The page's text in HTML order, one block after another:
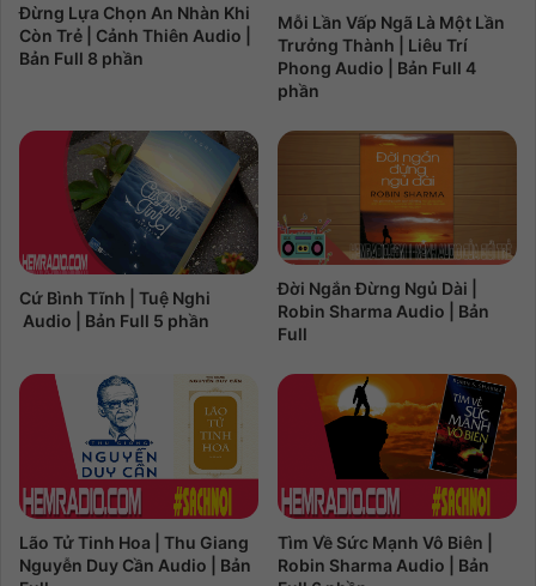
Đừng Lựa Chọn An Nhàn Khi
Còn Trẻ | Cảnh Thiên Audio |
Bản Full 8 phần
Mỗi Lần Vấp Ngã Là Một Lần
Trưởng Thành | Liêu Trí
Phong Audio | Bản Full 4
phần
Cứ Bình Tĩnh | Tuệ Nghi
Audio | Bản Full 5 phần
Đời Ngắn Đừng Ngủ Dài |
Robin Sharma Audio | Bản
Full
Lão Tử Tinh Hoa | Thu Giang
Nguyễn Duy Cần Audio | Bản
Tìm Về Sức Mạnh Vô Biên |
Robin Sharma Audio | Bản